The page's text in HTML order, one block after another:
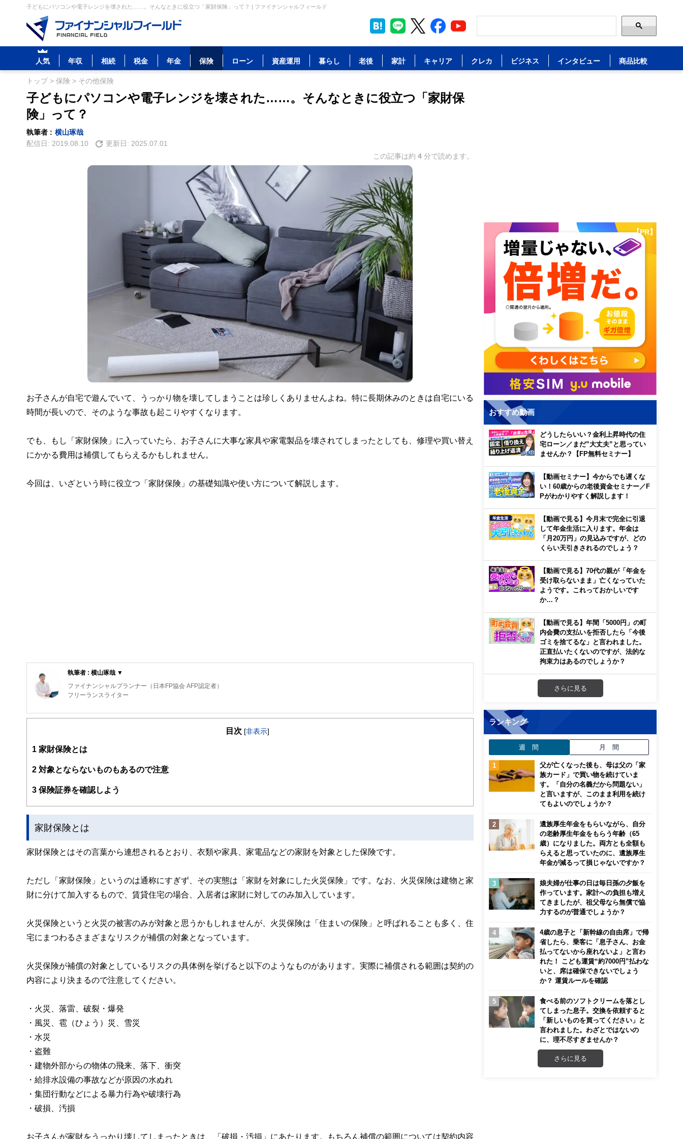
子どもにパソコンや電子レンジを壊された……。そんなときに役立つ「家財保険」って？ | ファイナンシャルフィールド
人気 年収 相続 税金 年金 保険 ローン 資産運用 暮らし 老後 家計 キャリア クレカ ビジネス インタビュー 商品比較
トップ> 保険 > その他保険
子どもにパソコンや電子レンジを壊された……。そんなときに役立つ「家財保
険」って？
執筆者 : 横山琢哉
配信日: 2019.08.10 更新日: 2025.07.01
この記事は約 4 分で読めます。
お子さんが自宅で遊んでいて、うっかり物を壊してしまうことは珍しくありませんよね。特に長期休みのときは自宅にいる
時間が長いので、そのような事故も起こりやすくなります。
でも、もし「家財保険」に入っていたら、お子さんに大事な家具や家電製品を壊されてしまったとしても、修理や買い替え
にかかる費用は補償してもらえるかもしれません。
今回は、いざという時に役立つ「家財保険」の基礎知識や使い方について解説します。
執筆者 : 横山琢哉 ▼
ファイナンシャルプランナー（日本FP協会 AFP認定者）
フリーランスライター
保険を得意ジャンルとするFP・フリーライター。
FPとして、中立公正な立場から保険選びをサポートしています。
目次 [非表示]
1 家財保険とは
2 対象とならないものもあるので注意
3 保険証券を確認しよう
家財保険とは
家財保険とはその言葉から連想されるとおり、衣類や家具、家電品などの家財を対象とした保険です。
ただし「家財保険」というのは通称にすぎず、その実態は「家財を対象にした火災保険」です。なお、火災保険は建物と家
財に分けて加入するもので、賃貸住宅の場合、入居者は家財に対してのみ加入しています。
火災保険というと火災の被害のみが対象と思うかもしれませんが、火災保険は「住まいの保険」と呼ばれることも多く、住
宅にまつわるさまざまなリスクが補償の対象となっています。
火災保険が補償の対象としているリスクの具体例を挙げると以下のようなものがあります。実際に補償される範囲は契約の
内容により決まるので注意してください。
・火災、落雷、破裂・爆発
・風災、雹（ひょう）災、雪災
・水災
・盗難
・建物外部からの物体の飛来、落下、衝突
・給排水設備の事故などが原因の水ぬれ
・集団行動などによる暴力行為や破壊行為
・破損、汚損
お子さんが家財をうっかり壊してしまったときは、「破損・汚損」にあたります。もちろん補償の範囲については契約内容
【PR】
おすすめ動画
どうしたらいい？金利上昇時代の住
宅ローン／まだ”大丈夫”と思ってい
ませんか？【FP無料セミナー】
【動画セミナー】今からでも遅くな
い！60歳からの老後資金セミナー／F
Pがわかりやすく解説します！
【動画で見る】今月末で完全に引退
して年金生活に入ります。年金は
「月20万円」の見込みですが、どの
くらい天引きされるのでしょう？
【動画で見る】70代の親が「年金を
受け取らないまま」亡くなっていた
ようです。これっておかしいです
か…？
【動画で見る】年間「5000円」の町
内会費の支払いを拒否したら「今後
ゴミを捨てるな」と言われました。
正直払いたくないのですが、法的な
拘束力はあるのでしょうか？
さらに見る
ランキング
週 間 月 間
父が亡くなった後も、母は父の「家
族カード」で買い物を続けていま
す。「自分の名義だから問題ない」
と言いますが、このまま利用を続け
てもよいのでしょうか？
遺族厚生年金をもらいながら、自分
の老齢厚生年金をもらう年齢（65
歳）になりました。両方とも全額も
らえると思っていたのに、遺族厚生
年金が減るって損じゃないですか？
娘夫婦が仕事の日は毎日孫の夕飯を
作っています。家計への負担も増え
てきましたが、祖父母なら無償で協
力するのが普通でしょうか？
4歳の息子と「新幹線の自由席」で帰
省したら、乗客に「息子さん、お金
払ってないから座れないよ」と言わ
れた！ こども運賃“約7000円”払わな
いと、席は確保できないでしょう
か？ 運賃ルールを確認
食べる前のソフトクリームを落とし
てしまった息子。交換を依頼すると
「新しいものを買ってください」と
言われました。わざとではないの
に、理不尽すぎませんか？
さらに見る